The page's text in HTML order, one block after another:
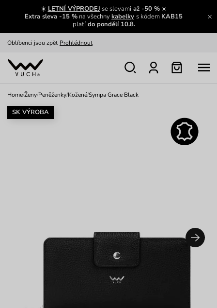
☀️ LETNÍ VÝPRODEJ se slevamiaž -50 %☀️
Extra sleva -15 % na všechnykabelky s kódem KAB15
platído pondělí 10.8.
Zajímavosti ze světa Vuch:
Zobrazit
Oblíbenci jsou zpět Prohlédnout
Nech se inspirovat
Home/Ženy/Peněženky/Kožené/Sympa Grace Black
SK VÝROBA